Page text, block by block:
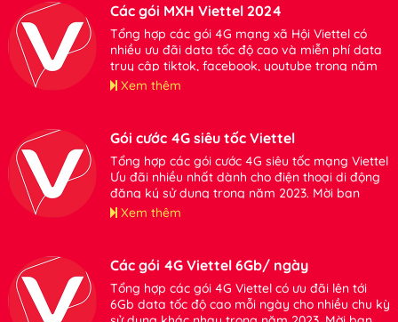
Các gói MXH Viettel 2024
Tổng hợp các gói 4G mạng xã Hội Viettel có
nhiều ưu đãi data tốc độ cao và miễn phí data
truy cập tiktok, facebook, youtube trong năm
2024. Mời bạn tham khảo đăng ký sử dụng khi
Xem thêm
Gói cước 4G siêu tốc Viettel
Tổng hợp các gói cước 4G siêu tốc mạng Viettel
Ưu đãi nhiều nhất dành cho điện thoại di động
đăng ký sử dụng trong năm 2023. Mời bạn
tham khảo thông tin chi tiết.
Xem thêm
Các gói 4G Viettel 6Gb/ ngày
Tổng hợp các gói 4G Viettel có ưu đãi lên tới
6Gb data tốc độ cao mỗi ngày cho nhiều chu kỳ